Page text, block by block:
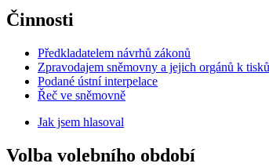
Činnosti
Předkladatelem návrhů zákonů
Zpravodajem sněmovny a jejich orgánů k
Podané ústní interpelace
Řeč ve sněmovně
Jak jsem hlasoval
Volba volebního období